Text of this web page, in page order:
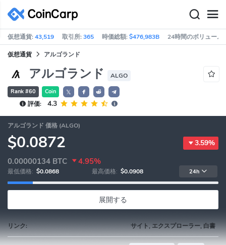
仮想通貨:43,519 取引所:365 時価総額:$476,983B 24時間のボリューム:
仮想通貨 アルゴランド
アルゴランド ALGO
Rank #60 Coin
𝕏
評価:
4.3
アルゴランド 価格 (ALGO)
$0.0872 3.59%
0.00000134 BTC 4.95%
最低価格: $0.0868 最高価格: $0.0908 24h
展開する
リンク: サイト, エクスプローラー, 白書